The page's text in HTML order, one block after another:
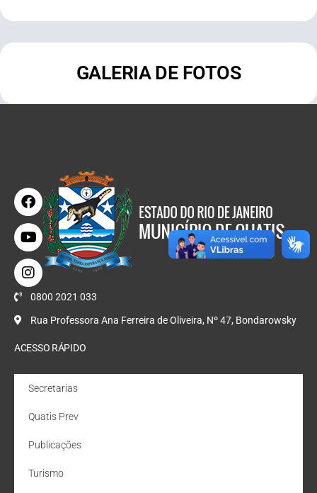
GALERIA DE FOTOS
0800 2021 033
Rua Professora Ana Ferreira de Oliveira, Nº 47, Bondarowsky
ACESSO RÁPIDO
Secretarias
Quatis Prev
Publicações
Turismo